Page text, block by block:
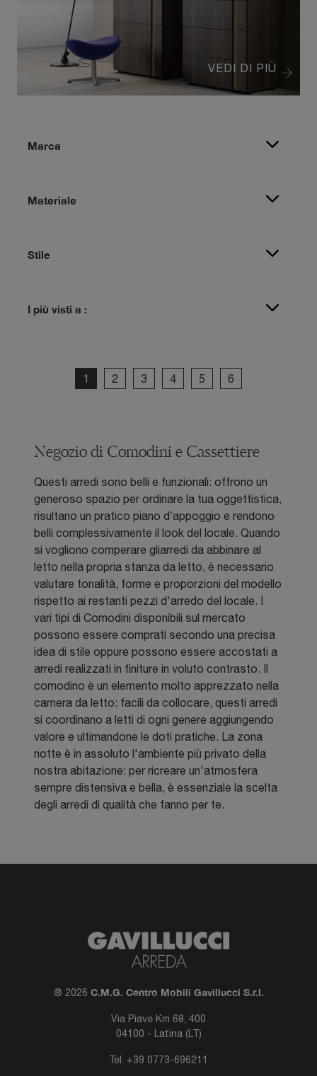
Marca
Materiale
Stile
I più visti a :
VEDI DI PIÙ
1 2 3 4 5 6
Negozio di Comodini e Cassettiere
Questi arredi sono belli e funzionali: offrono un
generoso spazio per ordinare la tua oggettistica,
risultano un pratico piano d’appoggio e rendono
belli complessivamente il look del locale. Quando
si vogliono comperare gliarredi da abbinare al
letto nella propria stanza da letto, è necessario
valutare tonalità, forme e proporzioni del modello
rispetto ai restanti pezzi d'arredo del locale. I
vari tipi di Comodini disponibili sul mercato
possono essere comprati secondo una precisa
idea di stile oppure possono essere accostati a
arredi realizzati in finiture in voluto contrasto. Il
comodino è un elemento molto apprezzato nella
camera da letto: facili da collocare, questi arredi
si coordinano a letti di ogni genere aggiungendo
valore e ultimandone le doti pratiche. La zona
notte è in assoluto l'ambiente più privato della
nostra abitazione: per ricreare un'atmosfera
sempre distensiva e bella, è essenziale la scelta
degli arredi di qualità che fanno per te.
® 2026 C.M.G. Centro Mobili Gavillucci S.r.l.
Via Piave Km 68, 400
04100 - Latina (LT)
Tel. +39 0773-696211